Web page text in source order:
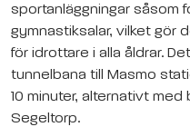
sportanläggningar såsom
gymnastiksalar, vilket gör
för idrottare i alla åldrar.
tunnelbana till Masmo
10 minuter, alternativt
Segeltorp.